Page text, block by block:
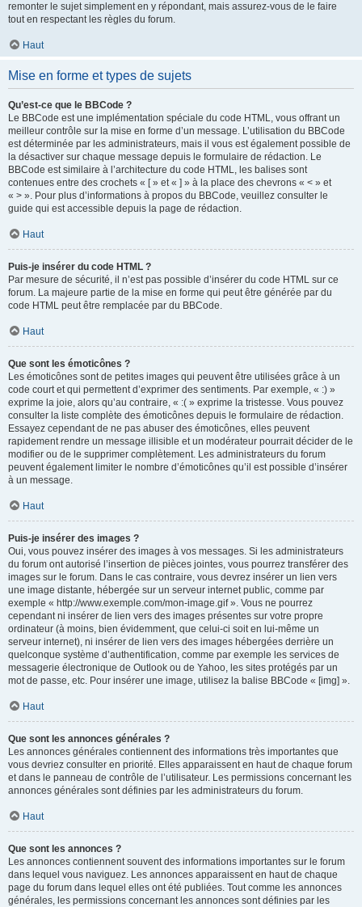
remonter le sujet simplement en y répondant, mais assurez-vous de le faire
tout en respectant les règles du forum.
Haut
Mise en forme et types de sujets
Qu’est-ce que le BBCode ?
Le BBCode est une implémentation spéciale du code HTML, vous offrant un
meilleur contrôle sur la mise en forme d’un message. L’utilisation du BBCode
est déterminée par les administrateurs, mais il vous est également possible de
la désactiver sur chaque message depuis le formulaire de rédaction. Le
BBCode est similaire à l’architecture du code HTML, les balises sont
contenues entre des crochets « [ » et « ] » à la place des chevrons « < » et
« > ». Pour plus d’informations à propos du BBCode, veuillez consulter le
guide qui est accessible depuis la page de rédaction.
Haut
Puis-je insérer du code HTML ?
Par mesure de sécurité, il n’est pas possible d’insérer du code HTML sur ce
forum. La majeure partie de la mise en forme qui peut être générée par du
code HTML peut être remplacée par du BBCode.
Haut
Que sont les émoticônes ?
Les émoticônes sont de petites images qui peuvent être utilisées grâce à un
code court et qui permettent d’exprimer des sentiments. Par exemple, « :) »
exprime la joie, alors qu’au contraire, « :( » exprime la tristesse. Vous pouvez
consulter la liste complète des émoticônes depuis le formulaire de rédaction.
Essayez cependant de ne pas abuser des émoticônes, elles peuvent
rapidement rendre un message illisible et un modérateur pourrait décider de le
modifier ou de le supprimer complètement. Les administrateurs du forum
peuvent également limiter le nombre d’émoticônes qu’il est possible d’insérer
à un message.
Haut
Puis-je insérer des images ?
Oui, vous pouvez insérer des images à vos messages. Si les administrateurs
du forum ont autorisé l’insertion de pièces jointes, vous pourrez transférer des
images sur le forum. Dans le cas contraire, vous devrez insérer un lien vers
une image distante, hébergée sur un serveur internet public, comme par
exemple « http://www.exemple.com/mon-image.gif ». Vous ne pourrez
cependant ni insérer de lien vers des images présentes sur votre propre
ordinateur (à moins, bien évidemment, que celui-ci soit en lui-même un
serveur internet), ni insérer de lien vers des images hébergées derrière un
quelconque système d’authentification, comme par exemple les services de
messagerie électronique de Outlook ou de Yahoo, les sites protégés par un
mot de passe, etc. Pour insérer une image, utilisez la balise BBCode « [img] ».
Haut
Que sont les annonces générales ?
Les annonces générales contiennent des informations très importantes que
vous devriez consulter en priorité. Elles apparaissent en haut de chaque forum
et dans le panneau de contrôle de l’utilisateur. Les permissions concernant les
annonces générales sont définies par les administrateurs du forum.
Haut
Que sont les annonces ?
Les annonces contiennent souvent des informations importantes sur le forum
dans lequel vous naviguez. Les annonces apparaissent en haut de chaque
page du forum dans lequel elles ont été publiées. Tout comme les annonces
générales, les permissions concernant les annonces sont définies par les